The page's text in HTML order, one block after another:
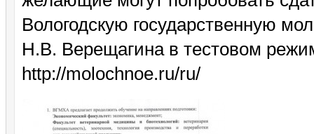
Вологодскую государственную
Н.В. Верещагина в тестовом
http://molochnoe.ru/ru/